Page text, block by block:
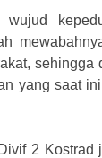
wujud
yang saat
2 Kostrad